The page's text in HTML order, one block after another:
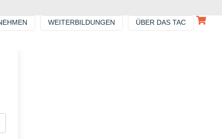
WEITERBILDUNGEN ÜBER DAS TAC